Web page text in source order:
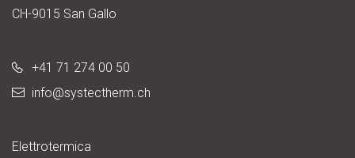
CH-9015 San Gallo
+41 71 274 00 50
info@systectherm.ch
Elettrotermica